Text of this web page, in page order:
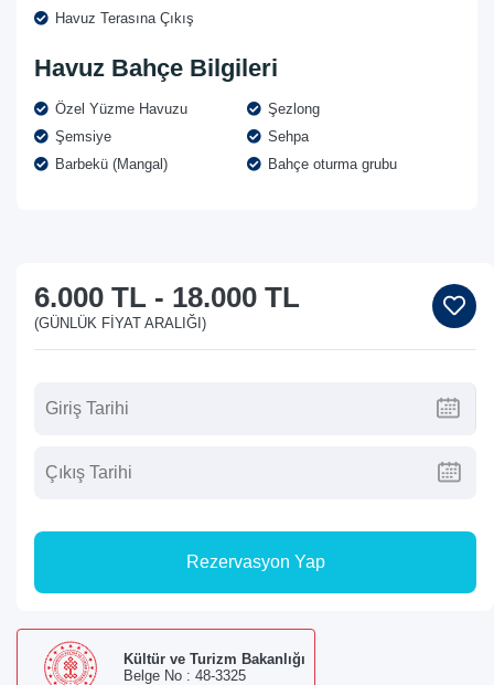
Havuz Terasına Çıkış
Havuz Bahçe Bilgileri
Özel Yüzme Havuzu
Şezlong
Şemsiye
Sehpa
Barbekü (Mangal)
Bahçe oturma grubu
6.000 TL - 18.000 TL
(GÜNLÜK FIYAT ARALIĞI)
Rezervasyon Yap
Kültür ve Turizm Bakanlığı
Belge No : 48-3325